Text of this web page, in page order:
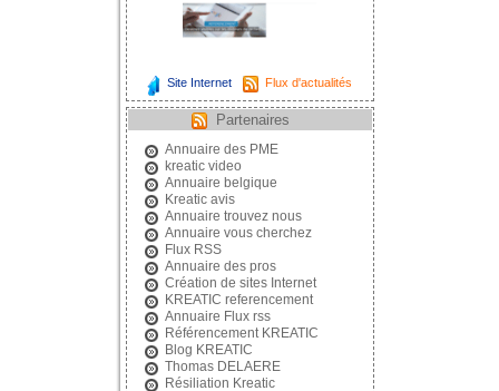
Site Internet Flux d'actualités
Partenaires
Annuaire des PME
kreatic video
Annuaire belgique
Kreatic avis
Annuaire trouvez nous
Annuaire vous cherchez
Flux RSS
Annuaire des pros
Création de sites Internet
KREATIC referencement
Annuaire Flux rss
Référencement KREATIC
Blog KREATIC
Thomas DELAERE
Résiliation Kreatic